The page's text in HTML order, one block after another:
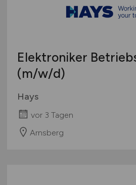
Elektroniker
(m/w/d)
Hays
vor 3 Tagen
Arnsberg